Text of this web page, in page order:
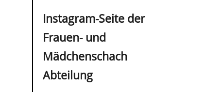
Instagram-Seite der
Frauen- und
Mädchenschach
Abteilung